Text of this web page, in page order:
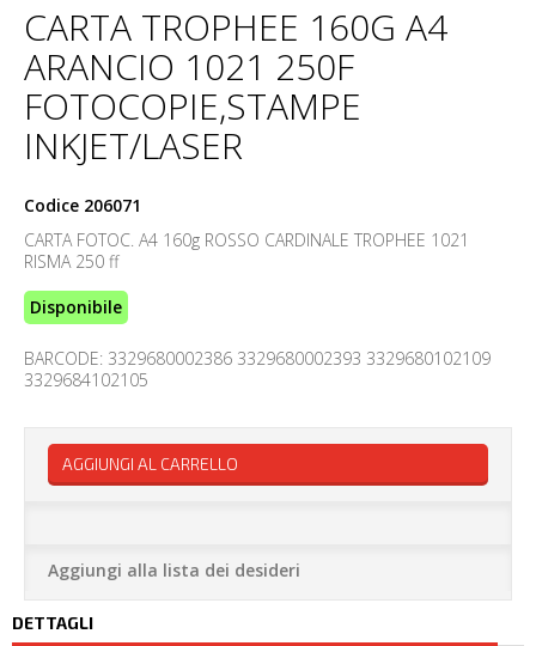
CARTA TROPHEE 160G A4
ARANCIO 1021 250F
FOTOCOPIE,STAMPE
INKJET/LASER
Codice 206071
CARTA FOTOC. A4 160g ROSSO CARDINALE TROPHEE 1021
RISMA 250 ff
Disponibile
BARCODE: 3329680002386 3329680002393 3329680102109
3329684102105
AGGIUNGI AL CARRELLO
Aggiungi alla lista dei desideri
DETTAGLI